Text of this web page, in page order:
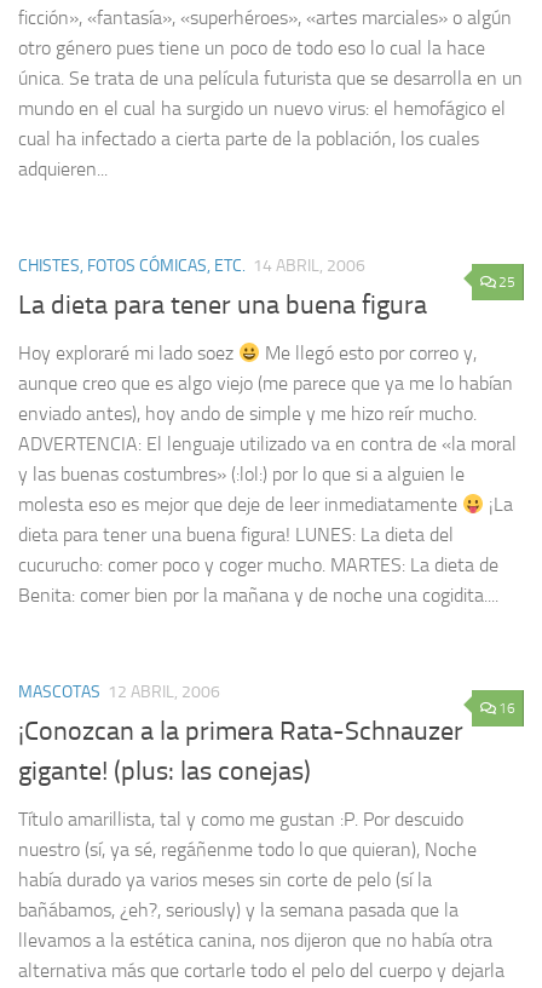
ficción», «fantasía», «superhéroes», «artes marciales» o algún
otro género pues tiene un poco de todo eso lo cual la hace
única. Se trata de una película futurista que se desarrolla en un
mundo en el cual ha surgido un nuevo virus: el hemofágico el
cual ha infectado a cierta parte de la población, los cuales
adquieren...
25
CHISTES, FOTOS CÓMICAS, ETC. 14 ABRIL, 2006
La dieta para tener una buena figura
Hoy exploraré mi lado soez
Me llegó esto por correo y,
aunque creo que es algo viejo (me parece que ya me lo habían
enviado antes), hoy ando de simple y me hizo reír mucho.
ADVERTENCIA: El lenguaje utilizado va en contra de «la moral
y las buenas costumbres» (:lol:) por lo que si a alguien le
molesta eso es mejor que deje de leer inmediatamente
¡La
dieta para tener una buena figura! LUNES: La dieta del
cucurucho: comer poco y coger mucho. MARTES: La dieta de
Benita: comer bien por la mañana y de noche una cogidita....
16
MASCOTAS 12 ABRIL, 2006
¡Conozcan a la primera Rata-Schnauzer
gigante! (plus: las conejas)
Título amarillista, tal y como me gustan :P. Por descuido
nuestro (sí, ya sé, regáñenme todo lo que quieran), Noche
había durado ya varios meses sin corte de pelo (sí la
bañábamos, ¿eh?, seriously) y la semana pasada que la
llevamos a la estética canina, nos dijeron que no había otra
alternativa más que cortarle todo el pelo del cuerpo y dejarla